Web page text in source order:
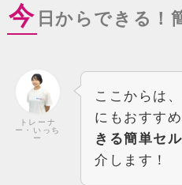
今 日からできる！
トレーナ
ー・いっち
ー
ここからは
にもおすす
きる簡単セ
介します！